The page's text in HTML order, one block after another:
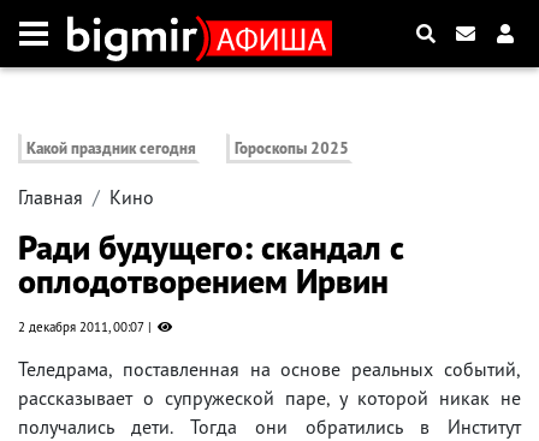
Какой праздник сегодня Гороскопы 2025
Главная Кино
Ради будущего: скандал с
оплодотворением Ирвин
2 декабря 2011, 00:07
Теледрама, поставленная на основе реальных событий,
рассказывает о супружеской паре, у которой никак не
получались дети. Тогда они обратились в Институт